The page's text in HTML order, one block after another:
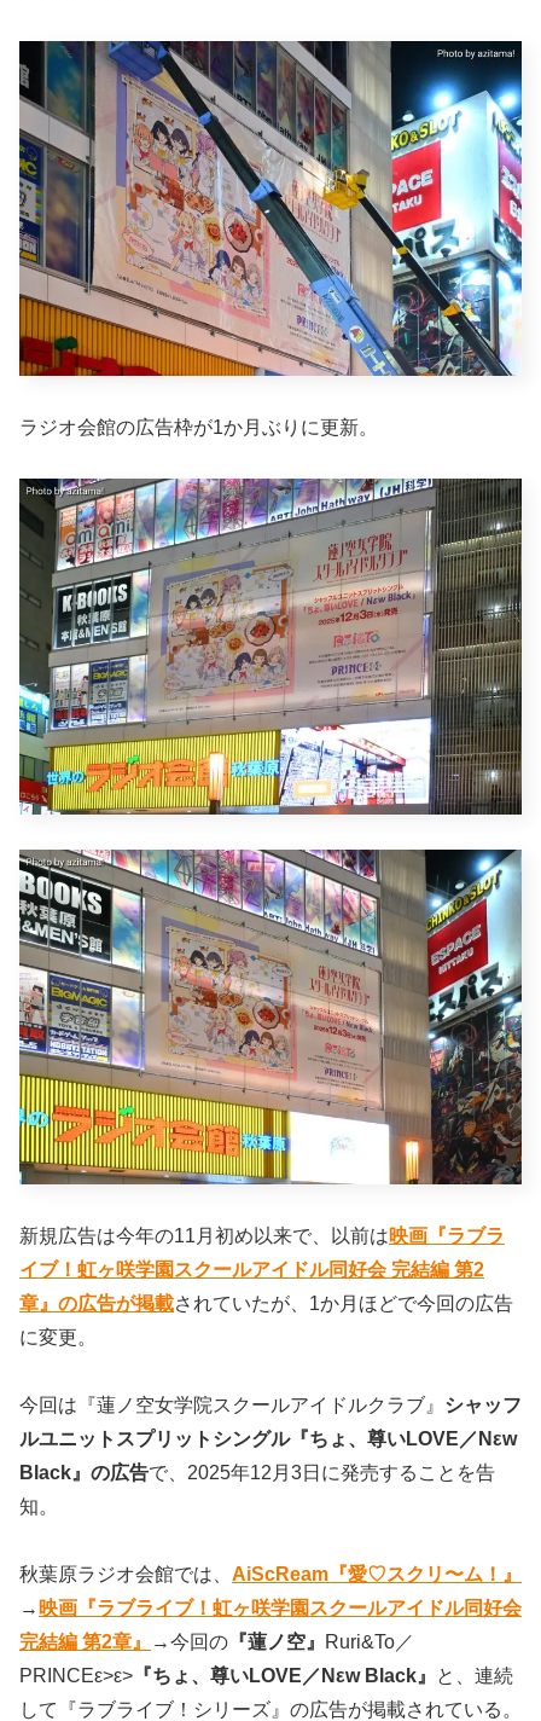
ラジオ会館の広告枠が1か月ぶりに更新。
新規広告は今年の11月初め以来で、以前は映画『ラブラ
イブ！虹ヶ咲学園スクールアイドル同好会 完結編 第2
章』の広告が掲載されていたが、1か月ほどで今回の広告
に変更。
今回は『蓮ノ空女学院スクールアイドルクラブ』 シャッフ
ルユニットスプリットシングル『ちょ、尊いLOVE／Nεw
Black』の広告で、2025年12月3日に発売することを告
知。
秋葉原ラジオ会館では、 AiScReam『愛♡スクリ〜ム！』
→ 映画『ラブライブ！虹ヶ咲学園スクールアイドル同好会
完結編 第2章』
→今回の 『蓮ノ空』
Ruri&To／
PRINCEε>ε> 『ちょ、尊いLOVE／Nεw Black』
と、連続
して『ラブライブ！シリーズ』の広告が掲載されている。